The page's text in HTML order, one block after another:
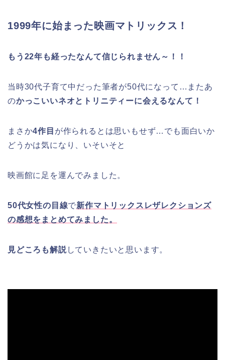
1999年に始まった映画マトリックス！
もう22年も経ったなんて信じられません～！！
当時30代子育て中だった筆者が50代になって…またあ
のかっこいいネオとトリニティーに会えるなんて！
まさか4作目 が作られるとは思いもせず…でも面白いか
どうかは気になり、いそいそと
映画館に足を運んでみました。
50代女性の目線で新作マトリックスレザレクションズ
の感想をまとめてみました。
見どころも解説していきたいと思います。